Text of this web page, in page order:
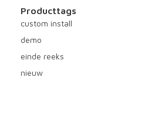
Producttags
custom install
demo
einde reeks
nieuw